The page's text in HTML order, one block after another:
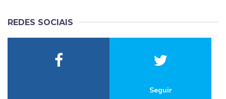
REDES SOCIAIS
Seguir